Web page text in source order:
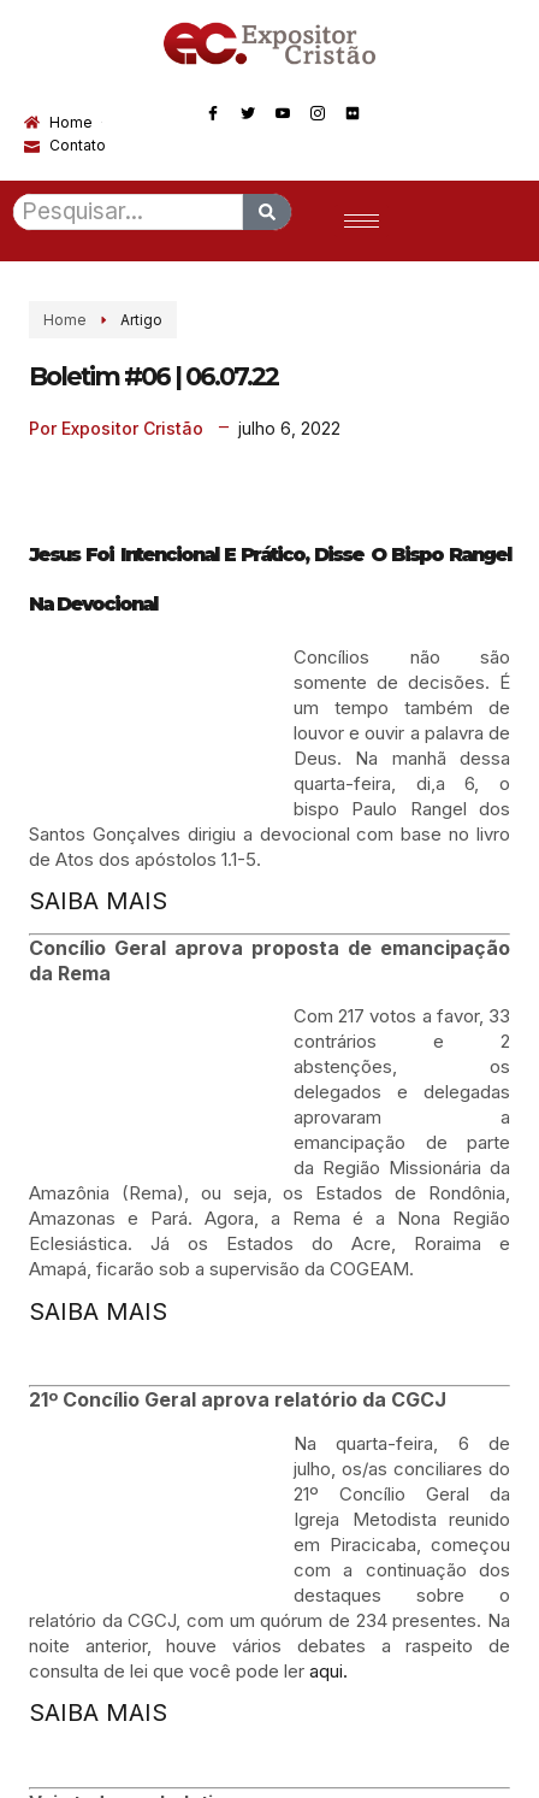
Home
Contato
Home Artigo
Boletim #06 | 06.07.22
Por Expositor Cristão julho 6, 2022
Jesus Foi Intencional E Prático, Disse O Bispo Rangel
Na Devocional
Concílios não são
somente de decisões. É
um tempo também de
louvor e ouvir a palavra de
Deus. Na manhã dessa
quarta-feira, di,a 6, o
bispo Paulo Rangel dos
Santos Gonçalves dirigiu a devocional com base no livro
de Atos dos apóstolos 1.1-5.
SAIBA MAIS
Concílio Geral aprova proposta de emancipação
da Rema
Com 217 votos a favor, 33
contrários e 2
abstenções, os
delegados e delegadas
aprovaram a
emancipação de parte
da Região Missionária da
Amazônia (Rema), ou seja, os Estados de Rondônia,
Amazonas e Pará. Agora, a Rema é a Nona Região
Eclesiástica. Já os Estados do Acre, Roraima e
Amapá, ficarão sob a supervisão da COGEAM.
SAIBA MAIS
21º Concílio Geral aprova relatório da CGCJ
Na quarta-feira, 6 de
julho, os/as conciliares do
21º Concílio Geral da
Igreja Metodista reunido
em Piracicaba, começou
com a continuação dos
destaques sobre o
relatório da CGCJ, com um quórum de 234 presentes. Na
noite anterior, houve vários debates a raspeito de
consulta de lei que você pode ler aqui.
SAIBA MAIS